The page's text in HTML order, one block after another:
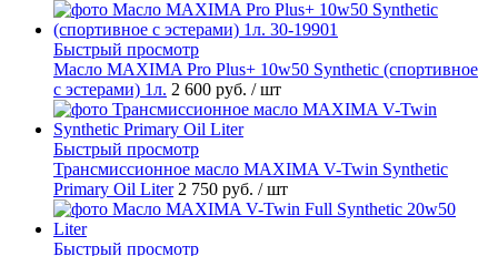
Быстрый просмотр
Масло MAXIMA Pro Plus+ 10w50 Synthetic (спортивное
с эстерами) 1л. 2 600 руб. / шт
Быстрый просмотр
Трансмиссионное масло MAXIMA V-Twin Synthetic
Primary Oil Liter 2 750 руб. / шт
Быстрый просмотр